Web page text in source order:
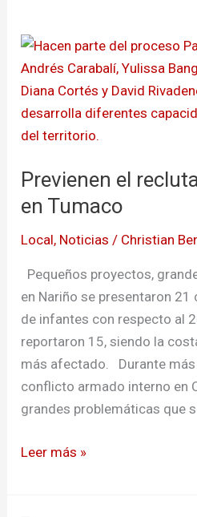
Previenen el
en Tumaco
Local, Noticias / Christian
Pequeños proyectos,
en Nariño se presentaron
de infantes con respecto al
reportaron 15, siendo la
más afectado. Durante más
conflicto armado interno en
grandes problemáticas que
Previenen
el
reclutamiento
infantil
en
Leer más »